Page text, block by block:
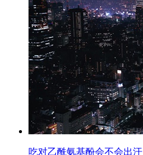
吃对乙酰氨基酚会不会出汗